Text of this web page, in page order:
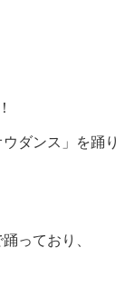
ダンス」を踊り
っており、